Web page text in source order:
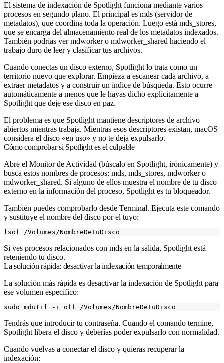
El sistema de indexación de Spotlight funciona mediante varios
procesos en segundo plano. El principal es mds (servidor de
metadatos), que coordina toda la operación. Luego está mds_stores,
que se encarga del almacenamiento real de los metadatos indexados.
También podrías vermdworkero mdworker_shared haciendo el
trabajo duro de leer y clasificar tus archivos.
Cuando conectas un disco externo, Spotlight lo trata como un
territorio nuevo que explorar. Empieza a escanear cada archivo, a
extraer metadatos y a construir un índice de búsqueda. Esto ocurre
automáticamente a menos que le hayas dicho explícitamente a
Spotlight que deje ese disco en paz.
El problema es que Spotlight mantiene descriptores de archivo
abiertos mientras trabaja. Mientras esos descriptores existan, macOS
considera el disco «en uso» y no te deja expulsarlo.
Cómo comprobar si Spotlight es el culpable
Abre el Monitor de Actividad (búscalo en Spotlight, irónicamente) y
busca estos nombres de procesos: mds, mds_stores, mdworkero
mdworker_shared. Si alguno de ellos muestra el nombre de tu disco
externo en la información del proceso, Spotlight es tu bloqueador.
También puedes comprobarlo desde Terminal. Ejecuta este comando
y sustituye el nombre del disco por el tuyo:
Si ves procesos relacionados con mds en la salida, Spotlight está
reteniendo tu disco.
La solución rápida: desactivar la indexación temporalmente
La solución más rápida es desactivar la indexación de Spotlight para
ese volumen específico:
Tendrás que introducir tu contraseña. Cuando el comando termine,
Spotlight libera el disco y deberías poder expulsarlo con normalidad.
Cuando vuelvas a conectar el disco y quieras recuperar la
indexación: